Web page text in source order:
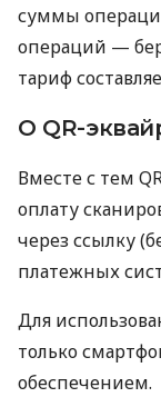
суммы
операций —
тариф
О QR-
Вместе с тем
оплату
через ссылку
платежных
Для
только
обеспечением.